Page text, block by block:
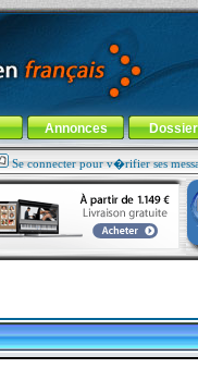
Annonces
Se connecter pour v�rifier ses